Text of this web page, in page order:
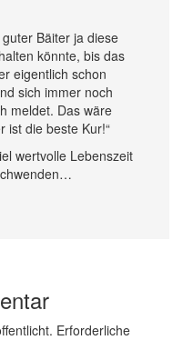
Bäiter ja diese
könnte, bis das
eigentlich schon
sich immer noch
meldet. Das wäre
ist die beste Kur!“
wertvolle Lebenszeit
Erforderliche